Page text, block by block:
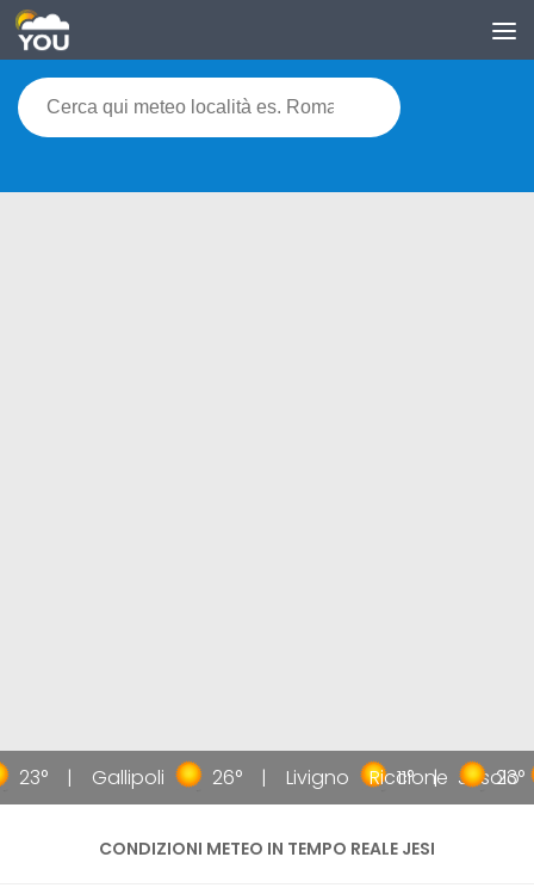
23° Gallipoli 26° Livigno 11° Jesolo
Riccione 23°
CONDIZIONI METEO IN TEMPO REALE JESI